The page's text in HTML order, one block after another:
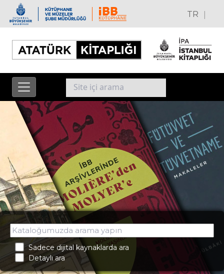
TR |
Sadece dijital kaynaklarda ara
Detaylı ara